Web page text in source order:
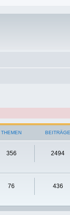
THEMEN BEITRÄGE
356 2494
76 436